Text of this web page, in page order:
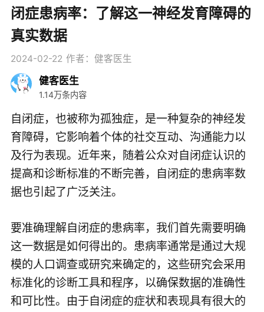
闭症患病率：了解这一神经发育障碍的
真实数据
2024-02-22 作者：健客医生
健客医生
1.14万条内容
自闭症，也被称为孤独症，是一种复杂的神经发
育障碍，它影响着个体的社交互动、沟通能力以
及行为表现。近年来，随着公众对自闭症认识的
提高和诊断标准的不断完善，自闭症的患病率数
据也引起了广泛关注。
要准确理解自闭症的患病率，我们首先需要明确
这一数据是如何得出的。患病率通常是通过大规
模的人口调查或研究来确定的，这些研究会采用
标准化的诊断工具和程序，以确保数据的准确性
和可比性。由于自闭症的症状和表现具有很大的